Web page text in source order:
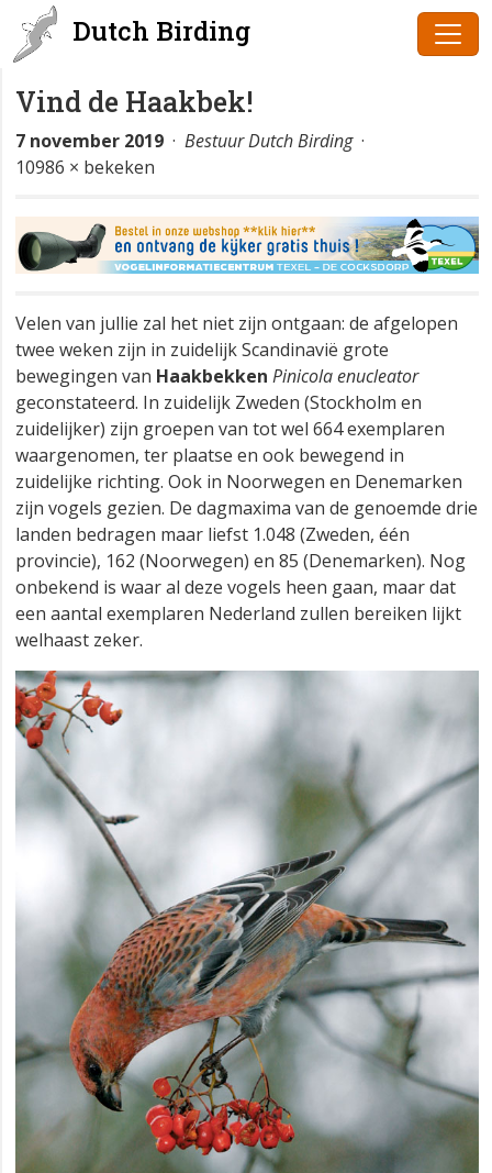
Dutch Birding
Vind de Haakbek!
7 november 2019 · Bestuur Dutch Birding·
10986 × bekeken
Velen van jullie zal het niet zijn ontgaan: de afgelopen
twee weken zijn in zuidelijk Scandinavië grote
bewegingen van Haakbekken Pinicola enucleator
geconstateerd. In zuidelijk Zweden (Stockholm en
zuidelijker) zijn groepen van tot wel 664 exemplaren
waargenomen, ter plaatse en ook bewegend in
zuidelijke richting. Ook in Noorwegen en Denemarken
zijn vogels gezien. De dagmaxima van de genoemde drie
landen bedragen maar liefst 1.048 (Zweden, één
provincie), 162 (Noorwegen) en 85 (Denemarken). Nog
onbekend is waar al deze vogels heen gaan, maar dat
een aantal exemplaren Nederland zullen bereiken lijkt
welhaast zeker.